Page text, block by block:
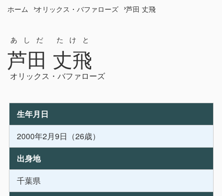
ホーム オリックス・バファローズ 芦田 丈飛
芦田 丈飛
あしだ たけと
オリックス・バファローズ
生年月日
2000年2月9日（26歳）
出身地
千葉県